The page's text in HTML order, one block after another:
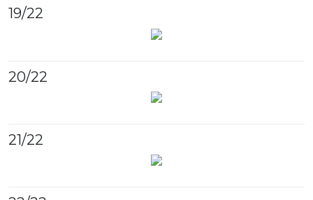
19/22
20/22
21/22